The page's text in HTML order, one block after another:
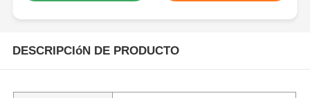
DESCRIPCIóN DE PRODUCTO